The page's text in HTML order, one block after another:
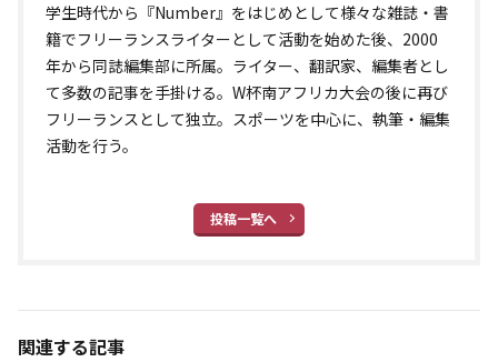
学生時代から『Number』をはじめとして様々な雑誌・書
籍でフリーランスライターとして活動を始めた後、2000
年から同誌編集部に所属。ライター、翻訳家、編集者とし
て多数の記事を手掛ける。W杯南アフリカ大会の後に再び
フリーランスとして独立。スポーツを中心に、執筆・編集
活動を行う。
投稿一覧へ
関連する記事